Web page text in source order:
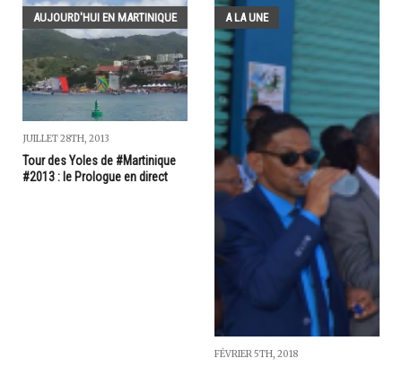
AUJOURD'HUI EN MARTINIQUE
JUILLET 28TH, 2013
Tour des Yoles de #Martinique
#2013 : le Prologue en direct
A LA UNE
FÉVRIER 5TH, 2018